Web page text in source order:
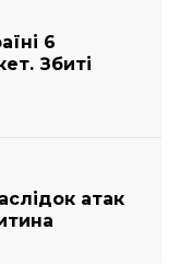
6
Збиті
атак